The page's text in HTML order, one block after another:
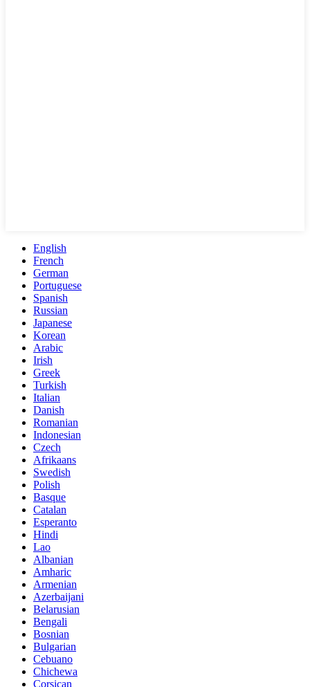
English
French
German
Portuguese
Spanish
Russian
Japanese
Korean
Arabic
Irish
Greek
Turkish
Italian
Danish
Romanian
Indonesian
Czech
Afrikaans
Swedish
Polish
Basque
Catalan
Esperanto
Hindi
Lao
Albanian
Amharic
Armenian
Azerbaijani
Belarusian
Bengali
Bosnian
Bulgarian
Cebuano
Chichewa
Corsican